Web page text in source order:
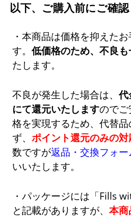
以下、ご購入前にご確認
・本商品は価格を抑えた
す。低価格のため、不良
たします。
不良が発生した場合は、代
にて還元いたしますので
格を実現するため、代替
ず、ポイント還元のみの対
数ですが返品・交換フォー
いいたします。
・パッケージには「Fills
と記載がありますが、本商